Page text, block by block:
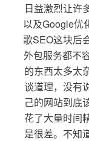
日益激烈让许
以及Google优
歌SEO这块后
外包服务都不
的东西太多太
谈道理，没有
己的网站到底
花了大量时间
是很差。不知